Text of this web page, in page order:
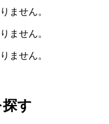
ません。
ません。
ません。
す